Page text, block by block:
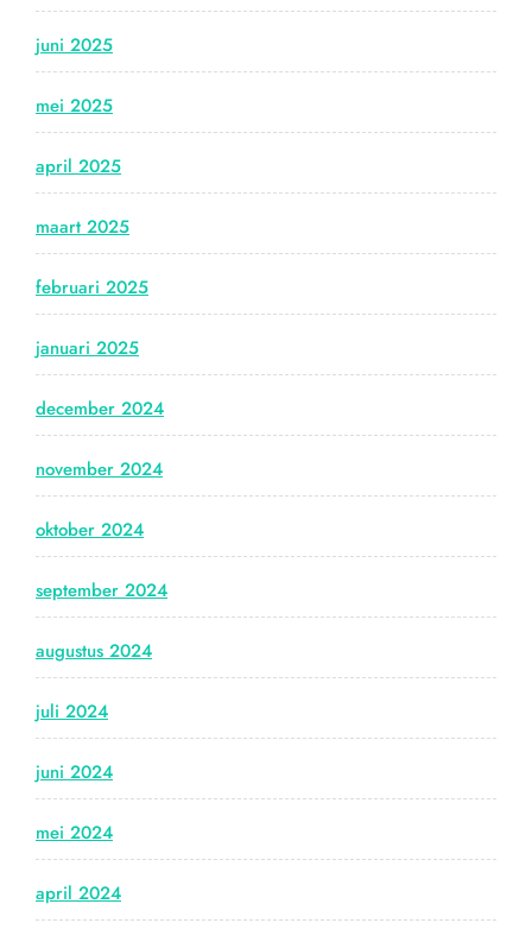
juni 2025
mei 2025
april 2025
maart 2025
februari 2025
januari 2025
december 2024
november 2024
oktober 2024
september 2024
augustus 2024
juli 2024
juni 2024
mei 2024
april 2024